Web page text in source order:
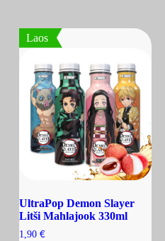
Laos
UltraPop Demon Slayer
Litši Mahlajook 330ml
1,90 €